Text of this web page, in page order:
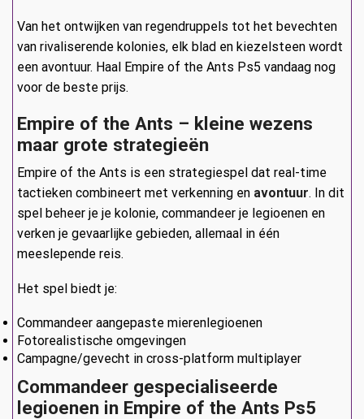
Van het ontwijken van regendruppels tot het bevechten
van rivaliserende kolonies, elk blad en kiezelsteen wordt
een avontuur. Haal Empire of the Ants Ps5 vandaag nog
voor de beste prijs.
Empire of the Ants – kleine wezens
maar grote strategieën
Empire of the Ants is een strategiespel dat real-time
tactieken combineert met verkenning en avontuur. In dit
spel beheer je je kolonie, commandeer je legioenen en
verken je gevaarlijke gebieden, allemaal in één
meeslepende reis.
Het spel biedt je:
Commandeer aangepaste mierenlegioenen
Fotorealistische omgevingen
Campagne/gevecht in cross-platform multiplayer
Commandeer gespecialiseerde
legioenen in Empire of the Ants Ps5